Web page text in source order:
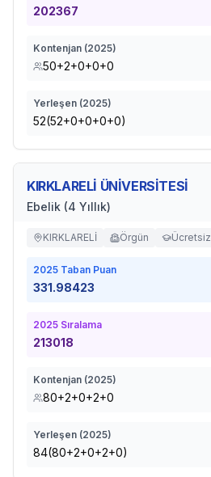
202367
Kontenjan (2025)
50+2+0+0+0
Yerleşen (2025)
52(52+0+0+0+0)
KIRKLARELİ ÜNİVERSİTESİ
Ebelik (4 Yıllık)
KIRKLARELİ Örgün Ücretsiz
2025 Taban Puan
331.98423
2025 Sıralama
213018
Kontenjan (2025)
80+2+0+2+0
Yerleşen (2025)
84(80+2+0+2+0)